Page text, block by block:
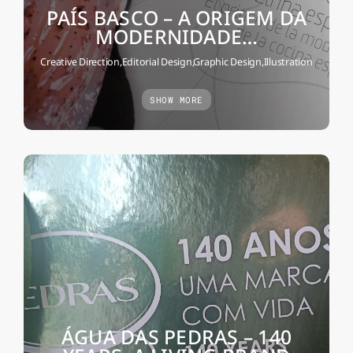
PAÍS BASCO – A ORIGEM DA
MODERNIDADE…
Creative Direction,Editorial Design,Graphic Design,Illustration
SHOW MORE
ÁGUA DAS PEDRAS – 140